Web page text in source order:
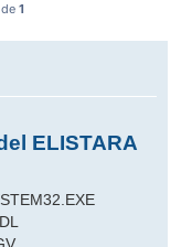
de 1
ELISTARA